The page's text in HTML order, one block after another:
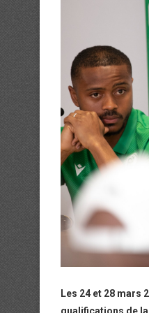
Les 24 et 28 mars